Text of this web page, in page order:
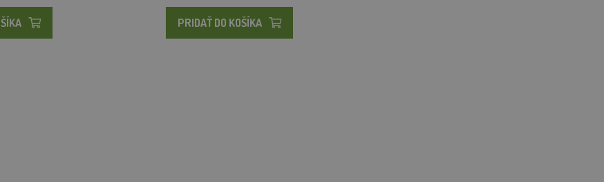
PRIDAŤ DO KOŠÍKA